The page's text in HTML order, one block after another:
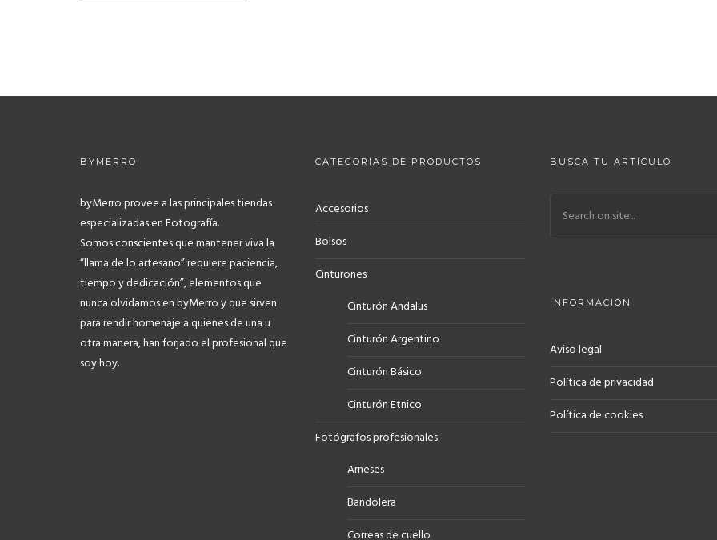
BYMERRO
byMerro provee a las principales tiendas
especializadas en Fotografía.
Somos conscientes que mantener viva la
“llama de lo artesano” requiere paciencia,
tiempo y dedicación”, elementos que
nunca olvidamos en byMerro y que sirven
para rendir homenaje a quienes de una u
otra manera, han forjado el profesional que
soy hoy.
CATEGORÍAS DE PRODUCTOS
Accesorios
Bolsos
Cinturones
Cinturón Andalus
Cinturón Argentino
Cinturón Básico
Cinturón Etnico
Fotógrafos profesionales
Arneses
Bandolera
Correas de cuello
BUSCA TU ARTÍCULO
INFORMACIÓN
Aviso legal
Política de privacidad
Política de cookies